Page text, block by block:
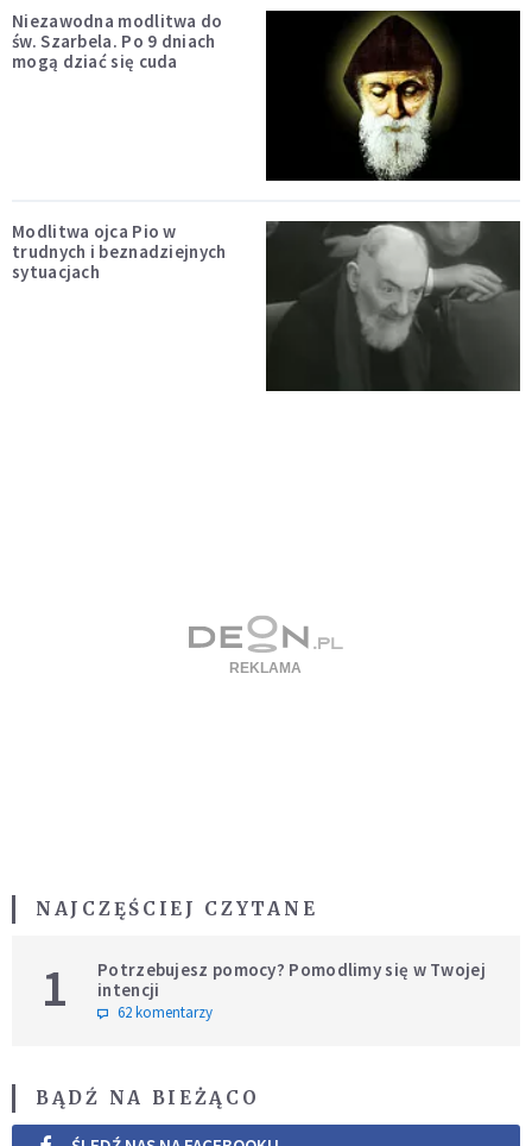
Niezawodna modlitwa do
św. Szarbela. Po 9 dniach
mogą dziać się cuda
Modlitwa ojca Pio w
trudnych i beznadziejnych
sytuacjach
NAJCZĘŚCIEJ CZYTANE
1
Potrzebujesz pomocy? Pomodlimy się w Twojej
intencji
62 komentarzy
BĄDŹ NA BIEŻĄCO